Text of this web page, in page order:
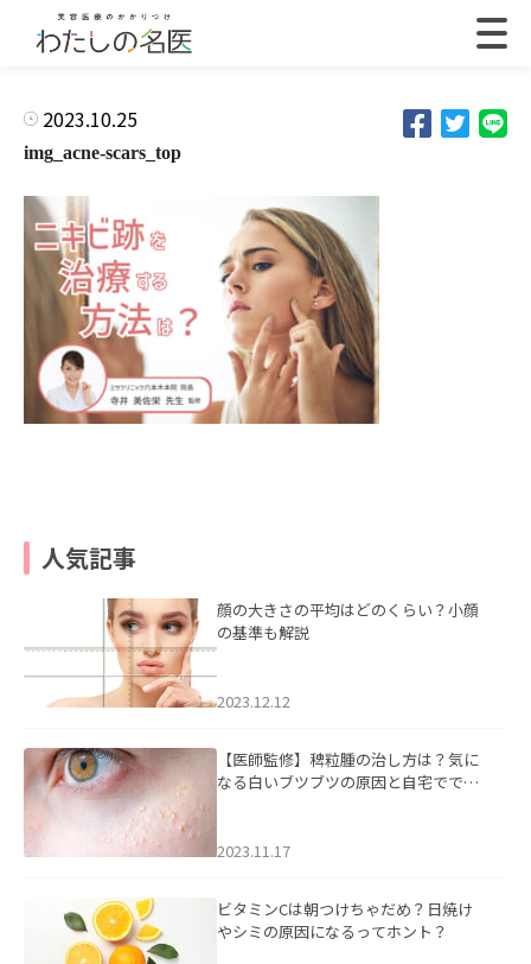
2023.10.25
img_acne-scars_top
人気記事
顔の大きさの平均はどのくらい？小顔
の基準も解説
2023.12.12
【医師監修】稗粒腫の治し方は？気に
なる白いブツブツの原因と自宅ででき
2023.11.17
ビタミンCは朝つけちゃだめ？日焼け
やシミの原因になるってホント？